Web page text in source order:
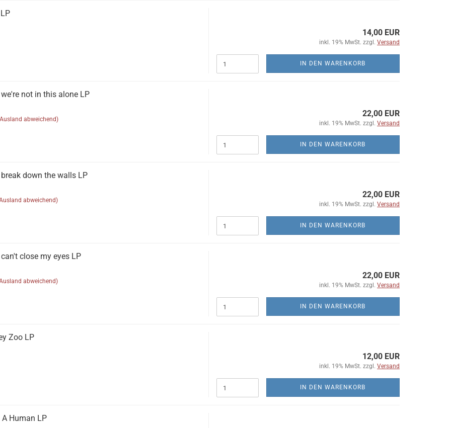
14,00 EUR
inkl. 19% MwSt. zzgl. Versand
IN DEN WARENKORB
we're not in this alone LP
abweichend)
22,00 EUR
inkl. 19% MwSt. zzgl. Versand
IN DEN WARENKORB
break down the walls LP
abweichend)
22,00 EUR
inkl. 19% MwSt. zzgl. Versand
IN DEN WARENKORB
can't close my eyes LP
abweichend)
22,00 EUR
inkl. 19% MwSt. zzgl. Versand
IN DEN WARENKORB
Zoo LP
12,00 EUR
inkl. 19% MwSt. zzgl. Versand
IN DEN WARENKORB
Human LP